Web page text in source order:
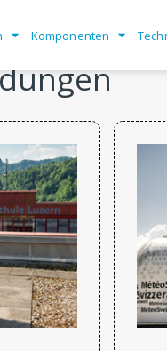
Komponenten